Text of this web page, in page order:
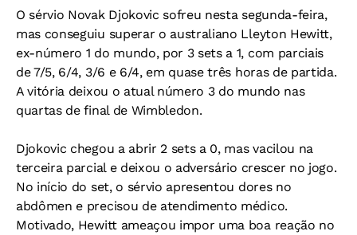
O sérvio Novak Djokovic sofreu nesta segunda-feira,
mas conseguiu superar o australiano Lleyton Hewitt,
ex-número 1 do mundo, por 3 sets a 1, com parciais
de 7/5, 6/4, 3/6 e 6/4, em quase três horas de partida.
A vitória deixou o atual número 3 do mundo nas
quartas de final de Wimbledon.
Djokovic chegou a abrir 2 sets a 0, mas vacilou na
terceira parcial e deixou o adversário crescer no jogo.
No início do set, o sérvio apresentou dores no
abdômen e precisou de atendimento médico.
Motivado, Hewitt ameaçou impor uma boa reação no